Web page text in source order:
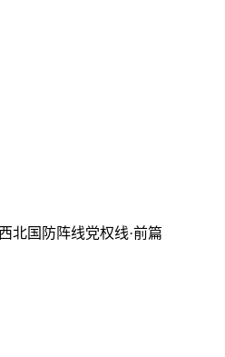
北国防阵线党权线·前篇